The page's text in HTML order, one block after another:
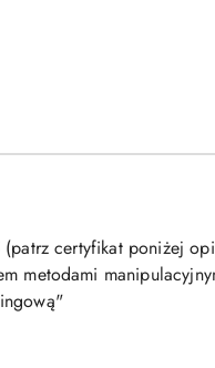
certyfikat poniżej
metodami